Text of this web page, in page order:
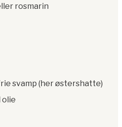
rosmarin
svamp (her østershatte)
olie